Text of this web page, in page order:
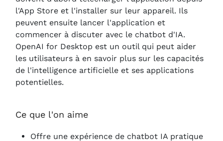
l'App Store et l'installer sur leur appareil. Ils
peuvent ensuite lancer l'application et
commencer à discuter avec le chatbot d'IA.
OpenAI for Desktop est un outil qui peut aider
les utilisateurs à en savoir plus sur les capacités
de l'intelligence artificielle et ses applications
potentielles.
Ce que l'on aime
Offre une expérience de chatbot IA pratique